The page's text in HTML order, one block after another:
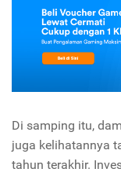
Di samping itu,
juga kelihatannya
tahun terakhir.